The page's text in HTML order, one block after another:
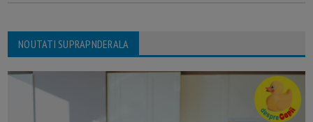
NOUTATI SUPRAPNDERALA